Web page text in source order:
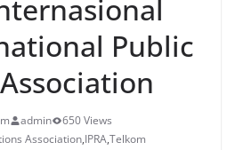
Public
admin
650 Views
Association,IPRA,Telkom